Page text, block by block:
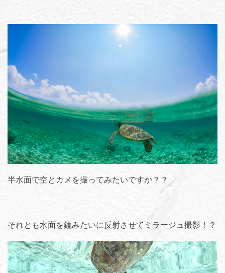
半水面で空とカメを撮ってみたいですか？？
それとも水面を鏡みたいに反射させてミラージュ撮影！？